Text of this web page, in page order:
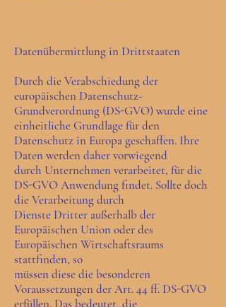
Datenübermittlung in Drittstaaten
Durch die Verabschiedung der
europäischen Datenschutz-
Grundverordnung (DS-GVO) wurde eine
einheitliche Grundlage für den
Datenschutz in Europa geschaffen. Ihre
Daten werden daher vorwiegend
durch Unternehmen verarbeitet, für die
DS-GVO Anwendung findet. Sollte doch
die Verarbeitung durch
Dienste Dritter außerhalb der
Europäischen Union oder des
Europäischen Wirtschaftsraums
stattfinden, so
müssen diese die besonderen
Voraussetzungen der Art. 44 ff. DS-GVO
erfüllen. Das bedeutet, die